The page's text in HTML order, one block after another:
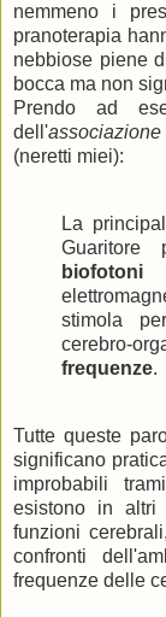
nemmeno i
pranoterapia
nebbiose piene
bocca ma non
Prendo ad
dell'
(neretti miei):
La
Guaritore
biofotoni
stimola
cerebro-
frequenze.
Tutte queste
significano
improbabili
esistono in altri
funzioni
confronti
frequenze delle